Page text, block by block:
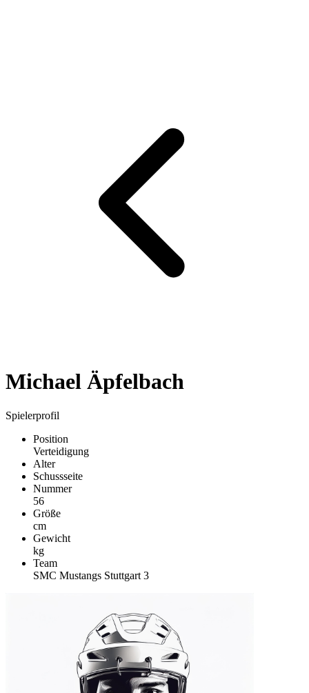
Michael Äpfelbach
Spielerprofil
Position
Verteidigung
Alter
Schussseite
Nummer
56
Größe
cm
Gewicht
kg
Team
SMC Mustangs Stuttgart 3